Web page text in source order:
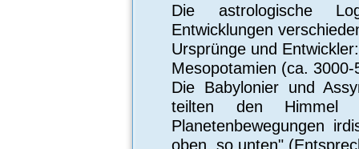
Die astrologische
Entwicklungen
Ursprünge und Entwickler:
Mesopotamien (ca. 3000-
Die Babylonier und
teilten den Himmel
Planetenbewegungen
oben, so unten"